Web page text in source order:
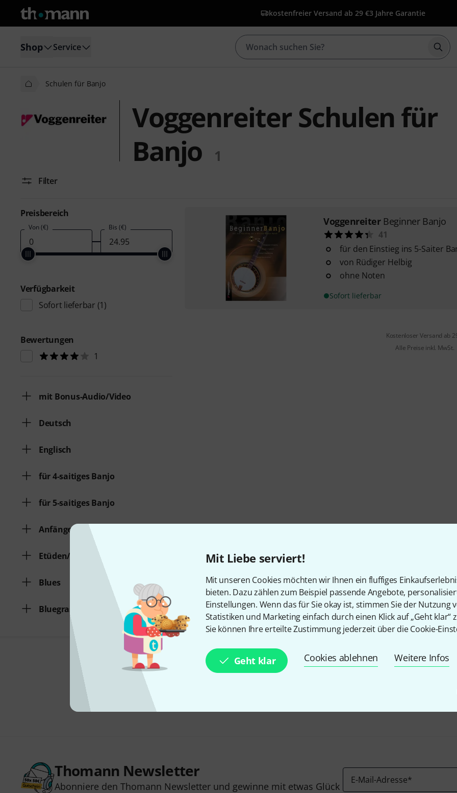
Mit Liebe serviert!
Mit unseren Cookies möchten wir Ihnen ein fluffiges
bieten. Dazu zählen zum Beispiel passende Angebote,
Einstellungen. Wenn das für Sie okay ist, stimmen Sie der Nutzung
Statistiken und Marketing einfach durch einen Klick auf „Geht klar“
Sie können Ihre erteilte Zustimmung jederzeit über die Cookie-
Geht klar Cookies ablehnen Weitere Infos
kostenfreier Versand ab 29 €3 Jahre Garantie
Shop Service
Schulen für Banjo
Voggenreiter Schulen für
Banjo
1
Filter
Preisbereich
Von (€) Bis (€)
Verfügbarkeit
Sofort lieferbar (1)
Bewertungen
1
mit Bonus-Audio/Video
Deutsch
Englisch
für 4-saitiges Banjo
für 5-saitiges Banjo
Anfängerschule
Etüden/Übungen
Blues
Bluegrass/Country/Folk
Voggenreiter Beginner Banjo
41
für den Einstieg ins 5-Saiter
von Rüdiger Helbig
ohne Noten
Sofort lieferbar
Kostenloser Versand ab
Alle Preise inkl. MwSt.
Gefällt Ihnen, was Sie sehen?
Thomann Newsletter
Abonniere den Thomann Newsletter und gewinne mit etwas Glück
E-Mail-Adresse*